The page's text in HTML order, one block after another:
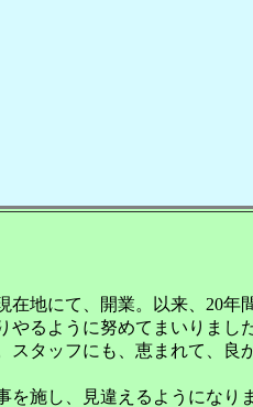
在地にて、開業。以来、20
やるように努めてまいりま
スタッフにも、恵まれて、
を施し、見違えるようになり